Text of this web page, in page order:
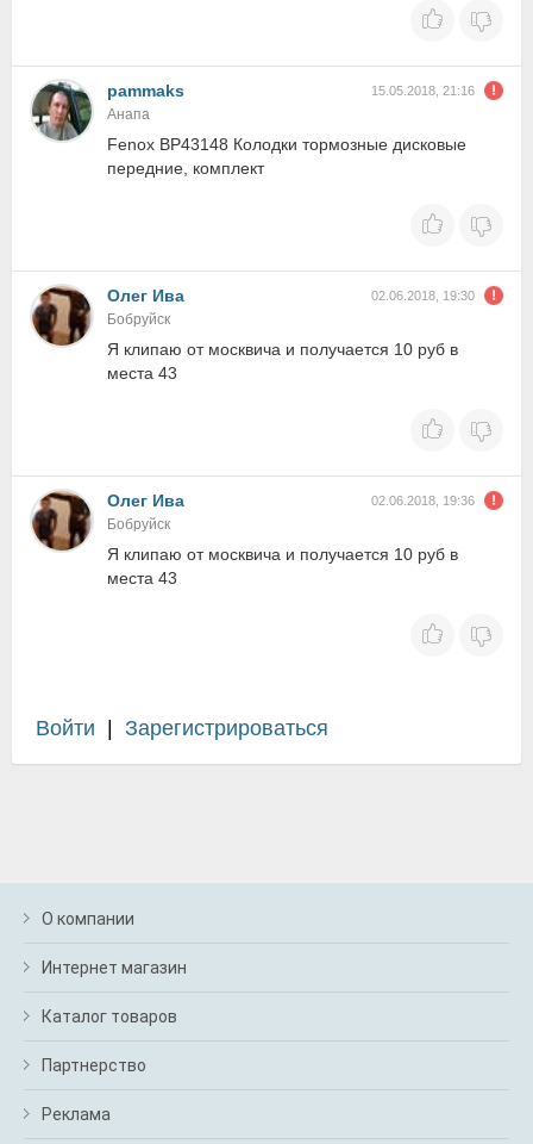
pammaks 15.05.2018, 21:16
Анапа
Fenox BP43148 Колодки тормозные дисковые
передние, комплект
Олег Ива 02.06.2018, 19:30
Бобруйск
Я клипаю от москвича и получается 10 руб в
места 43
Олег Ива 02.06.2018, 19:36
Бобруйск
Я клипаю от москвича и получается 10 руб в
места 43
Войти Зарегистрироваться
О компании
Интернет магазин
Каталог товаров
Партнерство
Реклама